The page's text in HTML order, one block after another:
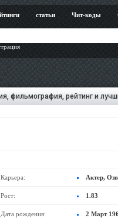
статьи Чит-коды
фильмография, рейтинг и
Карьера: Актер,
Рост: 1.83
Дата рождения: 2 Март